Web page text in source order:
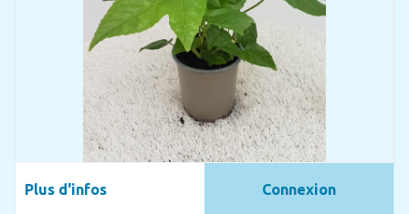
Plus d'infos Connexion